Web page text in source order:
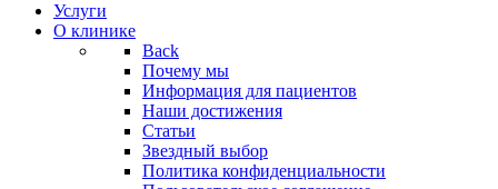
Услуги
О клинике
Back
Почему мы
Информация для пациентов
Наши достижения
Статьи
Звездный выбор
Политика конфиденциальности